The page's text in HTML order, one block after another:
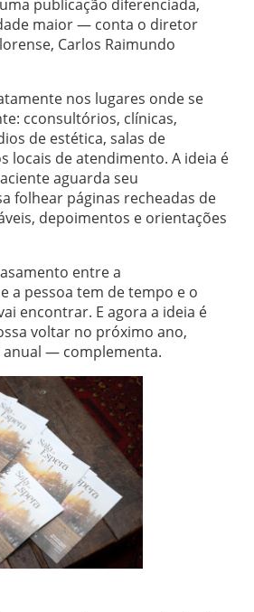
publicação diferenciada,
maior — conta o diretor
Carlos Raimundo
nos lugares onde se
cconsultórios, clínicas,
de estética, salas de
locais de atendimento. A ideia é
aguarda seu
folhear páginas recheadas de
depoimentos e orientações
entre a
a pessoa tem de tempo e o
encontrar. E agora a ideia é
voltar no próximo ano,
anual — complementa.